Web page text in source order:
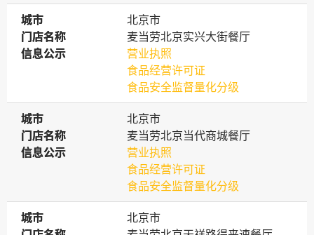
城市
城市
北京市
门店名称
门店名称
麦当劳北京实兴大街餐厅
信息公示
信息公示
营业执照
食品经营许可证
食品安全监督量化分级
城市
城市
北京市
门店名称
门店名称
麦当劳北京当代商城餐厅
信息公示
信息公示
营业执照
食品经营许可证
食品安全监督量化分级
城市
城市
北京市